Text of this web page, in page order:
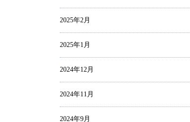
2025年2月
2025年1月
2024年12月
2024年11月
2024年9月